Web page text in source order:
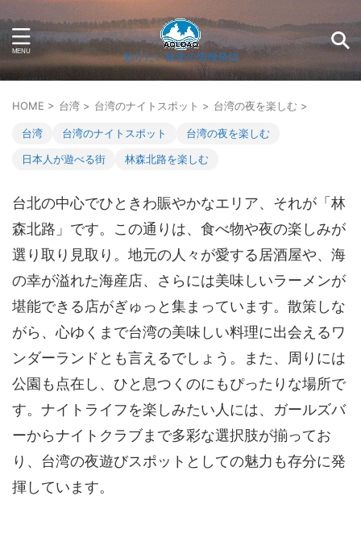
知りたい旅先の情報発信
HOME > 台湾 > 台湾のナイトスポット > 台湾の夜を楽しむ >
台湾 台湾のナイトスポット
台湾の夜を楽しむ
日本人が遊べる街
林森北路を楽しむ
台北の中心でひときわ賑やかなエリア、それが「林
森北路」です。この通りは、食べ物や夜の楽しみが
選り取り見取り。地元の人々が愛する居酒屋や、海
の幸が溢れた海産店、さらには美味しいラーメンが
堪能できる店がぎゅっと集まっています。散策しな
がら、心ゆくまで台湾の美味しい料理に出会えるワ
ンダーランドとも言えるでしょう。また、周りには
公園も点在し、ひと息つくのにもぴったりな場所で
す。ナイトライフを楽しみたい人には、ガールズバ
ーからナイトクラブまで多彩な選択肢が揃ってお
り、台湾の夜遊びスポットとしての魅力も存分に発
揮しています。